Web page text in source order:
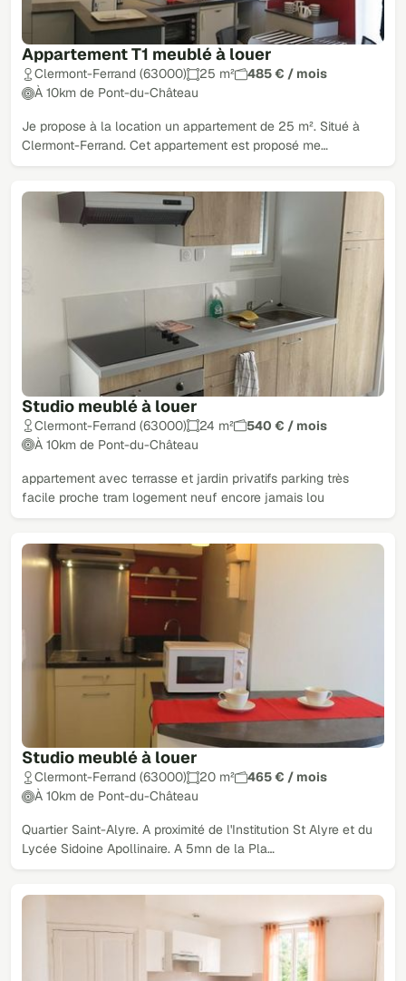
Appartement T1 meublé à louer
Clermont-Ferrand (63000) 25 m²
485 € / mois
À 10km de Pont-du-Château
Je propose à la location un appartement de 25 m². Situé à
Clermont-Ferrand. Cet appartement est proposé me…
Studio meublé à louer
Clermont-Ferrand (63000) 24 m²
540 € / mois
À 10km de Pont-du-Château
appartement avec terrasse et jardin privatifs parking très
facile proche tram logement neuf encore jamais lou
Studio meublé à louer
Clermont-Ferrand (63000) 20 m²
465 € / mois
À 10km de Pont-du-Château
Quartier Saint-Alyre. A proximité de l'Institution St Alyre et du
Lycée Sidoine Apollinaire. A 5mn de la Pla…